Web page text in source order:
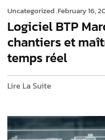
Uncategorized .February 16,
Logiciel BTP
chantiers et
temps réel
Lire La Suite